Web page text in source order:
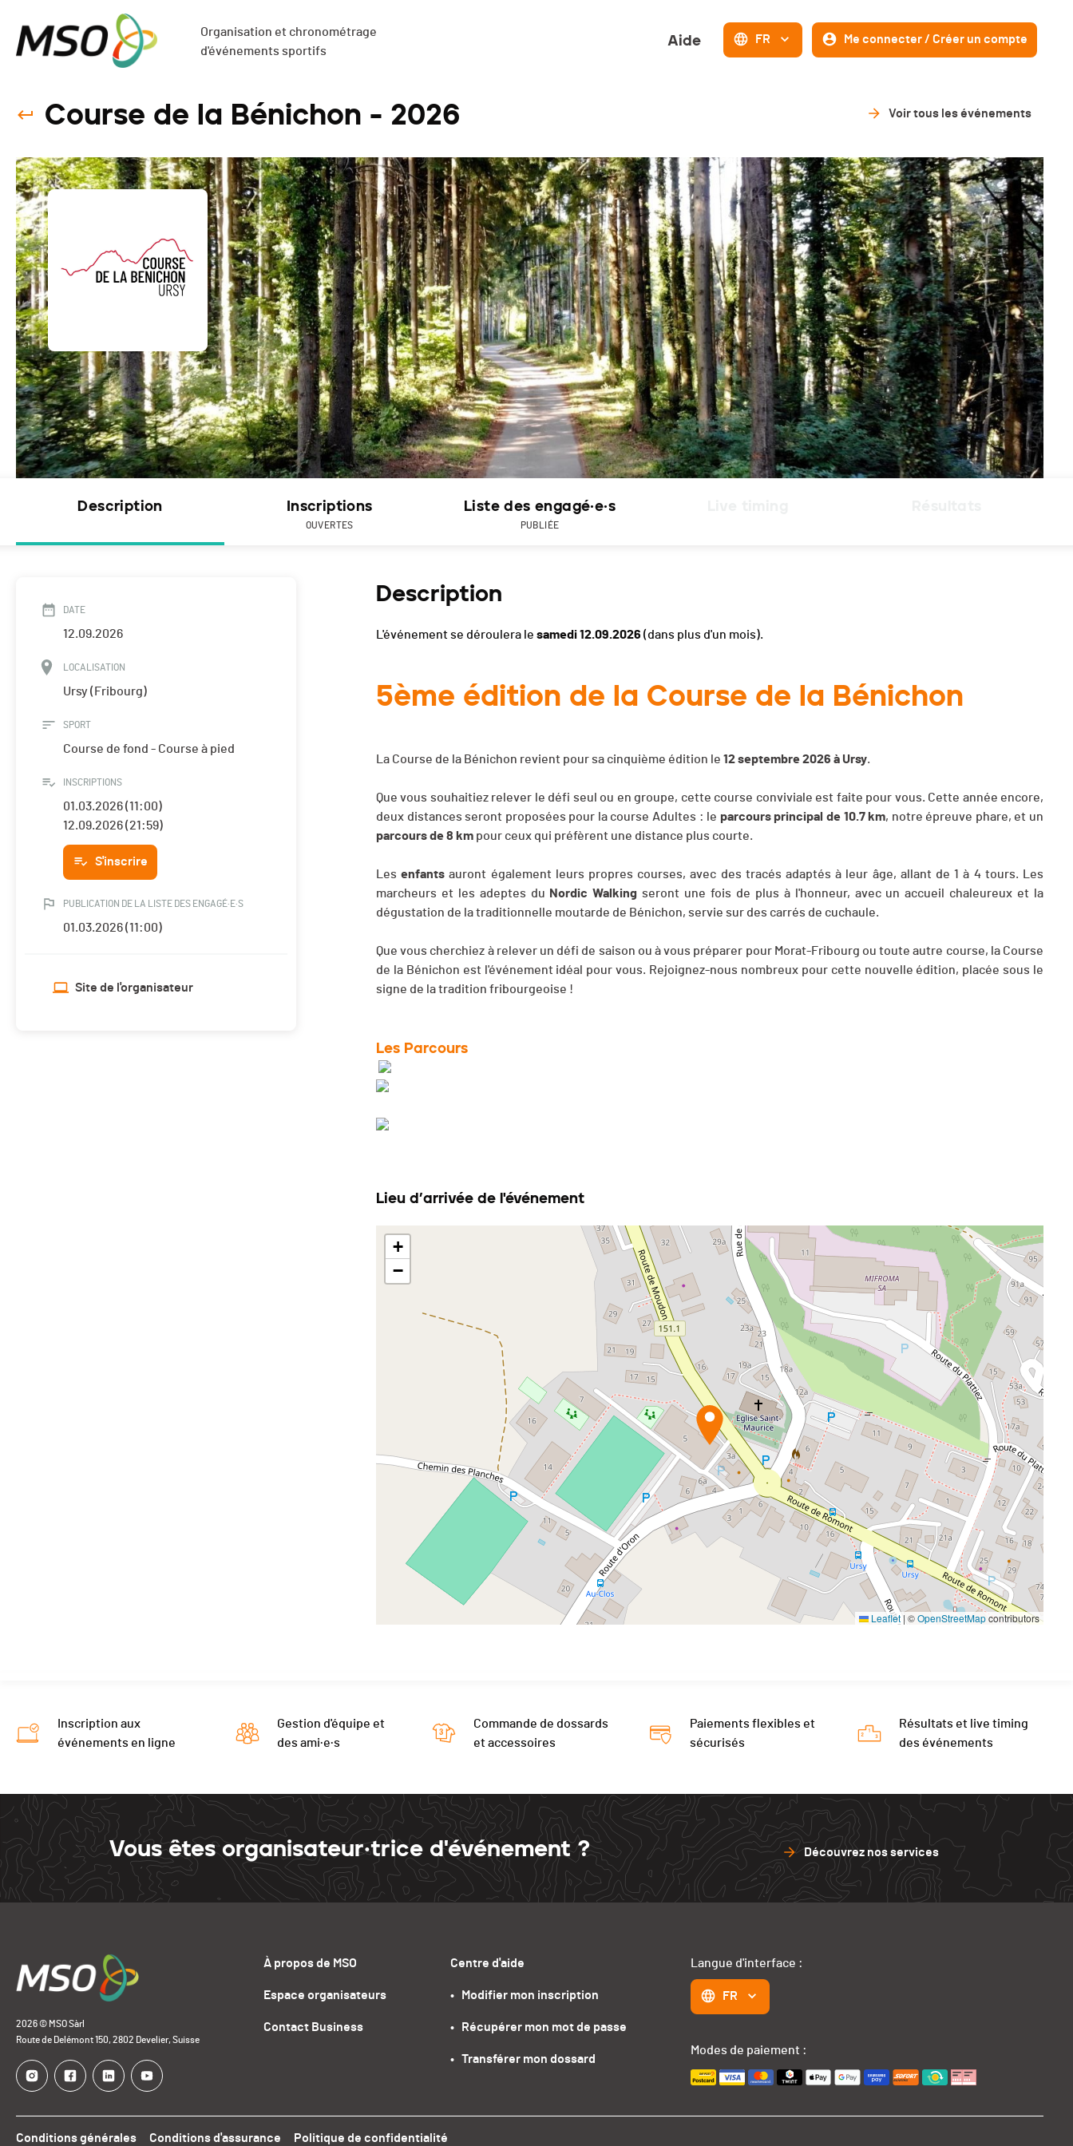
Organisation et chronométrage
d'événements sportifs
Aide FR Me connecter / Créer un compte
Course de la Bénichon - 2026 Voir tous les événements
Description Inscriptions
OUVERTES
Liste des engagé·e·s
PUBLIÉE
DATE
12.09.2026
LOCALISATION
Ursy (Fribourg)
SPORT
Course de fond - Course à pied
INSCRIPTIONS
01.03.2026 (11:00)
12.09.2026 (21:59)
S'inscrire
PUBLICATION DE LA LISTE DES ENGAGÉ·E·S
01.03.2026 (11:00)
Site de l'organisateur
Description
L'événement se déroulera le samedi 12.09.2026 (dans plus d'un mois).
5ème édition de la Course de la Bénichon
La Course de la Bénichon revient pour sa cinquième édition le 12 septembre 2026 à Ursy.
Que vous souhaitiez relever le défi seul ou en groupe, cette course conviviale est faite pour vous. Cette année encore,
deux distances seront proposées pour la course Adultes : le parcours principal de 10.7 km, notre épreuve phare, et un
parcours de 8 km pour ceux qui préfèrent une distance plus courte.
Lesenfants auront également leurs propres courses, avec des tracés adaptés à leur âge, allant de 1 à 4 tours. Les
marcheurs et les adeptes du Nordic Walking seront une fois de plus à l'honneur, avec un accueil chaleureux et la
dégustation de la traditionnelle moutarde de Bénichon, servie sur des carrés de cuchaule.
Que vous cherchiez à relever un défi de saison ou à vous préparer pour Morat-Fribourg ou toute autre course, la Course
de la Bénichon est l'événement idéal pour vous. Rejoignez-nous nombreux pour cette nouvelle édition, placée sous le
signe de la tradition fribourgeoise !
Les Parcours
Lieu d’arrivée de l'événement
+
−
Leaflet | ©OpenStreetMapcontributors
Inscription aux
événements en ligne
Gestion d'équipe et
des ami·e·s
Commande de dossards
et accessoires
Paiements flexibles et
sécurisés
Résultats et live timing
des événements
Vous êtes organisateur·trice d'événement ? Découvrez nos services
2026 © MSO Sàrl
Route de Delémont 150, 2802 Develier, Suisse
À propos de MSO
Espace organisateurs
Contact Business
Centre d'aide
•   Modifier mon inscription
•   Récupérer mon mot de passe
•   Transférer mon dossard
Langue d'interface :
FR
Modes de paiement :
Conditions générales Conditions d'assurance Politique de confidentialité